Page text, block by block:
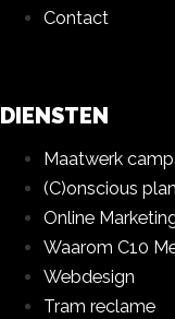
Contact
DIENSTEN
Maatwerk
(C)onscious
Online
Waarom C10
Webdesign
Tram reclame